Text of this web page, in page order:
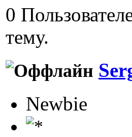
0
тему.
Newbie